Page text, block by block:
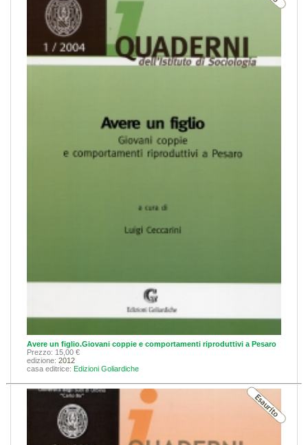
Avere un figlio.Giovani coppie e comportamenti riproduttivi a Pesaro
Prezzo: 15,00 €
edizione: 2012
casa editrice: Edizioni Goliardiche